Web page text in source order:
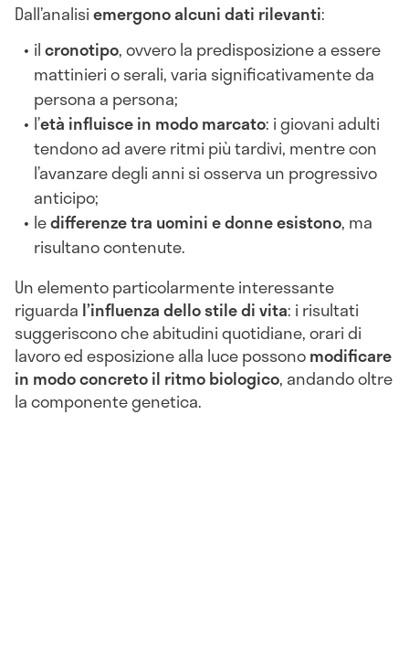
Dall’analisiemergono alcuni dati rilevanti:
ilcronotipo, ovvero la predisposizione a essere
mattinieri o serali, varia significativamente da
persona a persona;
l’età influisce in modo marcato: i giovani adulti
tendono ad avere ritmi più tardivi, mentre con
l’avanzare degli anni si osserva un progressivo
anticipo;
ledifferenze tra uomini e donne esistono, ma
risultano contenute.
Un elemento particolarmente interessante
riguarda l’influenza dello stile di vita: i risultati
suggeriscono che abitudini quotidiane, orari di
lavoro ed esposizione alla luce possonomodificare
in modo concreto il ritmo biologico, andando oltre
la componente genetica.